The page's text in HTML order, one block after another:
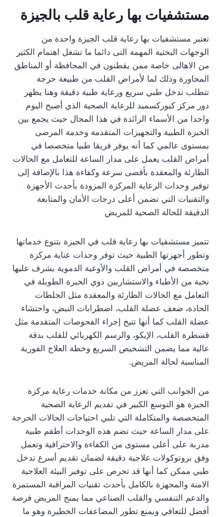
مستشفيات بها رعاية قلب بالجيزة
تعتبر مستشفيات بها رعاية قلب الجيزة واحدة من
الوجهات البحثية المهمة التى دائما ما تشغل اهتمام الكثير
من الاهالى خاصة ممن يقطنون في المحافظة أو المناطق
المجاورة وذلك لما لأمراض القلب من طبيعة حرجة
تتطلب تدخل طبي سريع ورعاية طبية دقيقة وهنا يظهر
دور مركز كيوركسميد للرعاية الصحية الذي أصبح اليوم
واحدا من الأسماء الرائدة في هذا المجال حيث يجمع بين
الخبرة الطبية والتجهيزات المتقدمة وخدمة المرضى
بمستوى عالمي كما أنه يوفر فريقا طبيا متخصصا في
أمراض القلب يعمل على مدار الساعة للتعامل مع الحالات
الطارئة والمعقدة بأقصى سرعة وكفاءة هذا بالإضافة إلى
توفير وحدات الرعاية المركزة المزودة بأحدث الأجهزة
والتقنيات التي تضمن أعلى درجات الأمان والمتابعة
الدقيقة للحالة الصحية للمريض
تتميز مستشفيات بها رعاية قلب في الجيزة بتنوع خدماتها
وتطور أجهزتها الطبية حيث توفر وحدات عناية مركزة
متخصصة في أمراض القلب والأوعية الدموية يشرف عليها
نخبة من الأطباء والاستشاريين ذوي الخبرة الطويلة في
التعامل مع الحالات الطارئة والمعقدة مثل الجلطات
الحادة، ضعف عضلة القلب، اضطرابات النبض، واحتشاء
عضلة القلب كما أنها تتيح إجراء الفحوصات المتقدمة مثل
قسطرة القلب، الإيكو، والرسم الكهربائي للقلب بدقة
عالية مما يضمن التشخيص السريع وخطة العلاج الفورية
المناسبة لحالة المريض.
من الجوانب التي تعزز من مكانة خدمات رعاية مركزة
الجيزة هو التوسع الكبير في تقديم الرعاية الصحية
المتخصصة والمتكاملة التي تلبي احتياجات الحالات الحرجة
على مدار الساعة حيث تضم هذه الوحدات أطقم طبية
مدربة على أعلى مستوى من الكفاءة والاحترافية وتعمل
وفق بروتوكولات علاجية دقيقة لضمان تقديم أسرع تدخل
طبي ممكن كما أنها قد تحرص على توفير البيئة العلاجية
الامنة والمجهزة بالكامل بأحدث تقنيات المراقبة المستمرة
والدعم التنفسي والقلب الصناعي مما يمنح المريض فرصة
أفضل للتعافي ويمنع تطور المضاعفات الخطيرة وهو ما